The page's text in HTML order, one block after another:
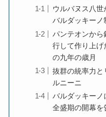
僧侶の日記
仏教書データベース
インド思想と文化、歴
インドにおける仏教
ウルバヌス八世
バルダッキーノ
パンテオンか
行して作り上
の九年の歳月
抜群の統率力
ルニーニ
バルダッキーノ
全盛期の開幕